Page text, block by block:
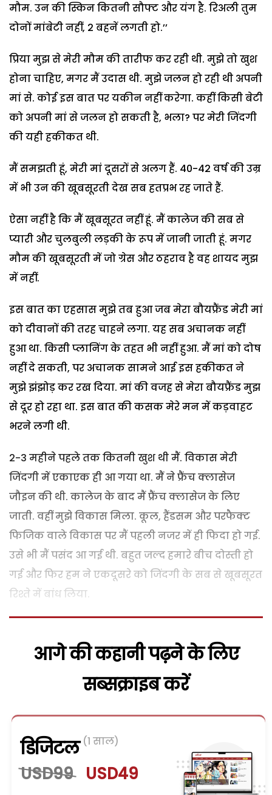
मौम. उन की स्किन कितनी सौफ्ट और यंग है. रिअली तुम
दोनों मांबेटी नहीं, 2 बहनें लगती हो.’’
प्रिया मुझ से मेरी मौम की तारीफ कर रही थी. मुझे तो खुश
होना चाहिए, मगर मैं उदास थी. मुझे जलन हो रही थी अपनी
मां से. कोई इस बात पर यकीन नहीं करेगा. कहीं किसी बेटी
को अपनी मां से जलन हो सकती है, भला? पर मेरी जिंदगी
की यही हकीकत थी.
मैं समझती हूं, मेरी मां दूसरों से अलग हैं. 40-42 वर्ष की उम्र
में भी उन की खूबसूरती देख सब हतप्रभ रह जाते हैं.
ऐसा नहीं है कि मैं खूबसूरत नहीं हूं. मैं कालेज की सब से
प्यारी और चुलबुली लड़की के रूप में जानी जाती हूं. मगर
मौम की खूबसूरती में जो ग्रेस और ठहराव है वह शायद मुझ
में नहीं.
इस बात का एहसास मुझे तब हुआ जब मेरा बौयफ्रैंड मेरी मां
को दीवानों की तरह चाहने लगा. यह सब अचानक नहीं
हुआ था. किसी प्लानिंग के तहत भी नहीं हुआ. मैं मां को दोष
नहीं दे सकती, पर अचानक सामने आई इस हकीकत ने
मुझे झंझोड़ कर रख दिया. मां की वजह से मेरा बौयफ्रैंड मुझ
से दूर हो रहा था. इस बात की कसक मेरे मन में कड़वाहट
भरने लगी थी.
2-3 महीने पहले तक कितनी खुश थी मैं. विकास मेरी
जिंदगी में एकाएक ही आ गया था. मैं ने फ्रैंच क्लासेज
जौइन की थी. कालेज के बाद मैं फ्रैंच क्लासेज के लिए
जाती. वहीं मुझे विकास मिला. कूल, हैंडसम और परफैक्ट
फिजिक वाले विकास पर मैं पहली नजर में ही फिदा हो गई.
उसे भी मैं पसंद आ गई थी. बहुत जल्द हमारे बीच दोस्ती हो
गई और फिर हम ने एकदूसरे को जिंदगी के सब से खूबसूरत
रिश्ते में बांध लिया.
आगे की कहानी पढ़ने के लिए
सब्सक्राइब करें
डिजिटल (1 साल)
USD99 USD49